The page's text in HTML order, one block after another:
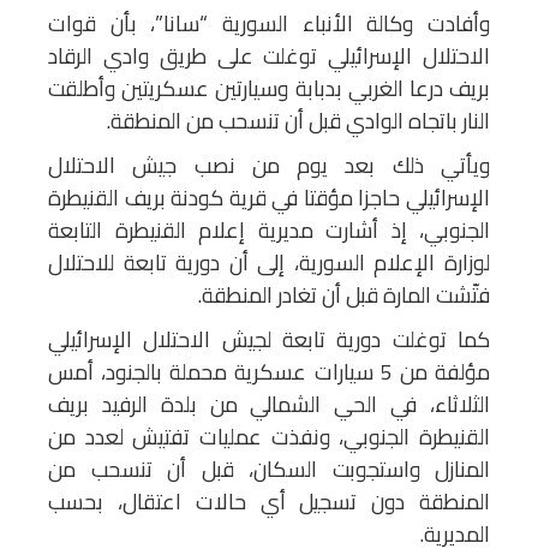
وأفادت وكالة الأنباء السورية “سانا”، بأن قوات
الاحتلال الإسرائيلي توغلت على طريق وادي الرقاد
بريف درعا الغربي بدبابة وسيارتين عسكريتين وأطلقت
النار باتجاه الوادي قبل أن تنسحب من المنطقة.
ويأتي ذلك بعد يوم من نصب جيش الاحتلال
الإسرائيلي حاجزا مؤقتا في قرية كودنة بريف القنيطرة
الجنوبي، إذ أشارت مديرية إعلام القنيطرة التابعة
لوزارة الإعلام السورية، إلى أن دورية تابعة للاحتلال
فتّشت المارة قبل أن تغادر المنطقة.
كما توغلت دورية تابعة لجيش الاحتلال الإسرائيلي
مؤلفة من 5 سيارات عسكرية محملة بالجنود، أمس
الثلاثاء، في الحي الشمالي من بلدة الرفيد بريف
القنيطرة الجنوبي، ونفذت عمليات تفتيش لعدد من
المنازل واستجوبت السكان، قبل أن تنسحب من
المنطقة دون تسجيل أي حالات اعتقال، بحسب
المديرية.